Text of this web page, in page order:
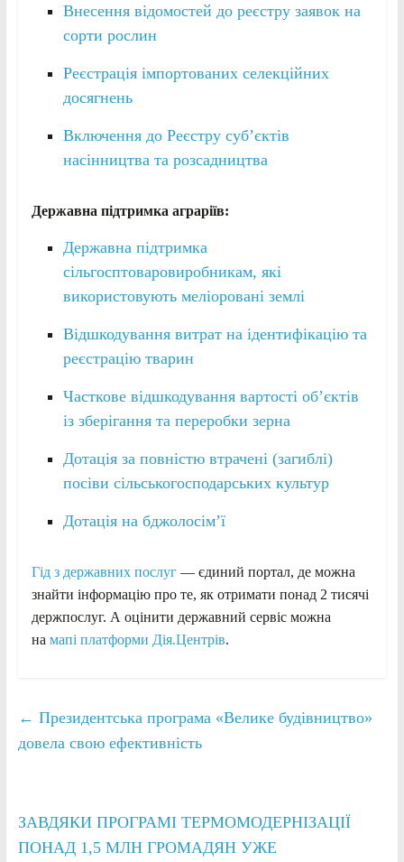
Внесення відомостей до реєстру заявок на
сорти рослин
Реєстрація імпортованих селекційних
досягнень
Включення до Реєстру суб’єктів
насінництва та розсадництва
Державна підтримка аграріїв:
Державна підтримка
сільгосптоваровиробникам, які
використовують меліоровані землі
Відшкодування витрат на ідентифікацію та
реєстрацію тварин
Часткове відшкодування вартості об’єктів
із зберігання та переробки зерна
Дотація за повністю втрачені (загиблі)
посіви сільськогосподарських культур
Дотація на бджолосім’ї
Гід з державних послуг— єдиний портал, де можна
знайти інформацію про те, як отримати понад 2 тисячі
держпослуг. А оцінити державний сервіс можна
на мапі платформи Дія.Центрів.
← Президентська програма «Велике будівництво»
довела свою ефективність
ЗАВДЯКИ ПРОГРАМІ ТЕРМОМОДЕРНІЗАЦІЇ
ПОНАД 1,5 МЛН ГРОМАДЯН УЖЕ